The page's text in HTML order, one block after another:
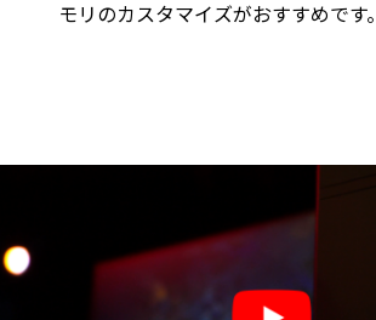
モリのカスタマイズがおすすめです。